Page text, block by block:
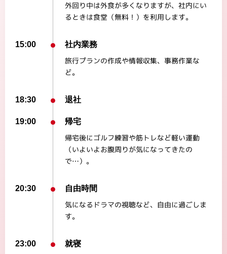
外回り中は外食が多くなりますが、社内にい
るときは食堂（無料！）を利用します。
15:00 社内業務
旅行プランの作成や情報収集、事務作業な
ど。
18:30 退社
19:00 帰宅
帰宅後にゴルフ練習や筋トレなど軽い運動
（いよいよお腹周りが気になってきたの
で…）。
20:30 自由時間
気になるドラマの視聴など、自由に過ごしま
す。
23:00 就寝